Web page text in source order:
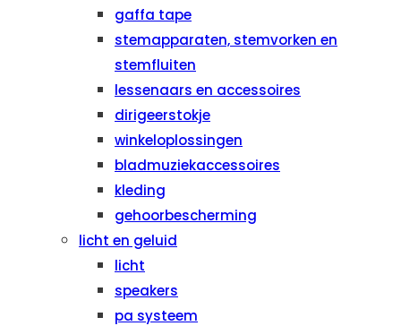
gaffa tape
stemapparaten, stemvorken en
stemfluiten
lessenaars en accessoires
dirigeerstokje
winkeloplossingen
bladmuziekaccessoires
kleding
gehoorbescherming
licht en geluid
licht
speakers
pa systeem